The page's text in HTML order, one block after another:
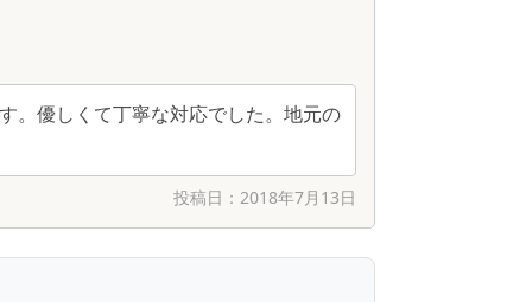
。優しくて丁寧な対応でした。地元の
投稿日： 2018年7月13日